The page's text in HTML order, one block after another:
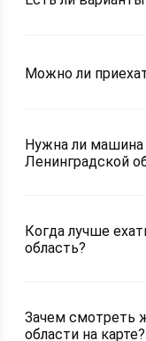
Можно ли
Нужна ли машина
Ленинградской
Когда лучше
область?
Зачем смотреть
области на карте?